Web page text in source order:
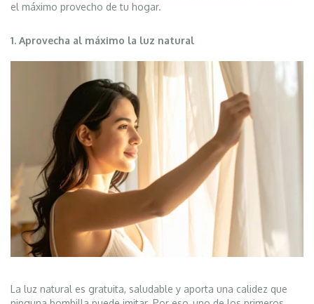
el máximo provecho de tu hogar.
1. Aprovecha al máximo la luz natural
La luz natural es gratuita, saludable y aporta una calidez que